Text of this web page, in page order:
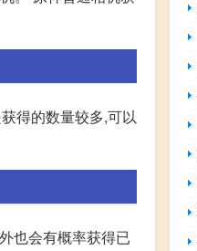
得的数量较多,可以
也会有概率获得已